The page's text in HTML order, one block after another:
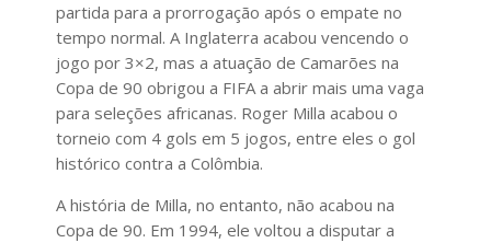
partida para a prorrogação após o empate no
tempo normal. A Inglaterra acabou vencendo o
jogo por 3×2, mas a atuação de Camarões na
Copa de 90 obrigou a FIFA a abrir mais uma vaga
para seleções africanas. Roger Milla acabou o
torneio com 4 gols em 5 jogos, entre eles o gol
histórico contra a Colômbia.
A história de Milla, no entanto, não acabou na
Copa de 90. Em 1994, ele voltou a disputar a